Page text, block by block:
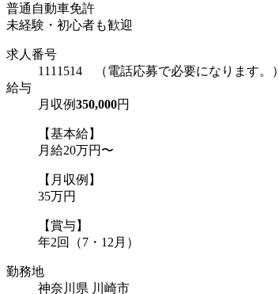
普通自動車免許
未経験・初心者も歓迎
求人番号
1111514 （電話応募で必要になります。）
給与
月収例350,000円
【基本給】
月給20万円〜
【月収例】
35万円
【賞与】
年2回（7・12月）
勤務地
神奈川県 川崎市